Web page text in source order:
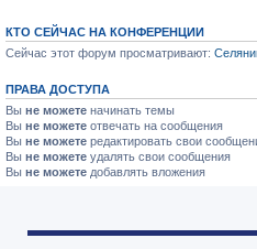
КТО СЕЙЧАС НА КОНФЕРЕНЦИИ
Сейчас этот форум просматривают:
ПРАВА ДОСТУПА
Вы не можете начинать темы
Вы не можете отвечать на сообщения
Вы не можете редактировать свои
Вы не можете удалять свои сообщения
Вы не можете добавлять вложения